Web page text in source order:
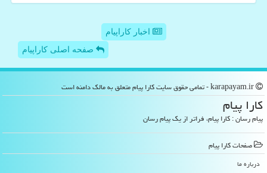
اخبار کاراپیام
صفحه اصلی کاراپیام
كارا پیام
پیام رسان : کارا پیام، فراتر از یک پیام رسان
صفحات كارا پیام
درباره ما